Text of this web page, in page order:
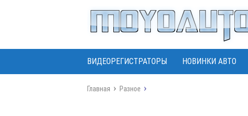
ВИДЕОРЕГИСТРАТОРЫ НОВИНКИ АВТО
Главная Разное